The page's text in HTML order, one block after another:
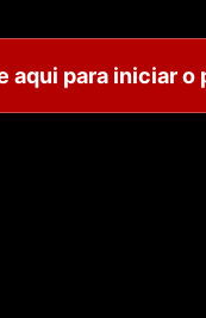
aqui para iniciar o